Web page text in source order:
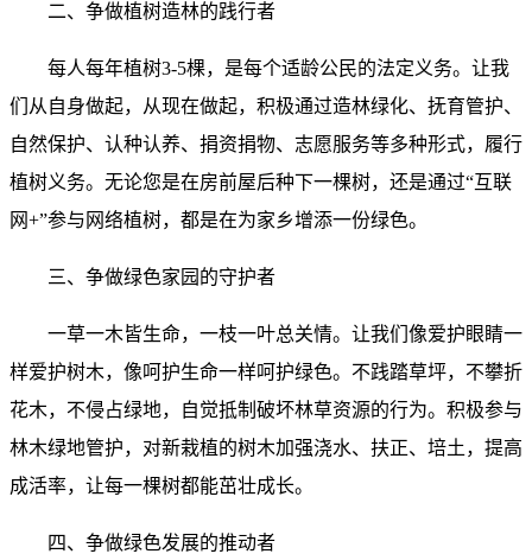
二、争做植树造林的践行者
每人每年植树3-5棵，是每个适龄公民的法定义务。让我
们从自身做起，从现在做起，积极通过造林绿化、抚育管护、
自然保护、认种认养、捐资捐物、志愿服务等多种形式，履行
植树义务。无论您是在房前屋后种下一棵树，还是通过“互联
网+”参与网络植树，都是在为家乡增添一份绿色。
三、争做绿色家园的守护者
一草一木皆生命，一枝一叶总关情。让我们像爱护眼睛一
样爱护树木，像呵护生命一样呵护绿色。不践踏草坪，不攀折
花木，不侵占绿地，自觉抵制破坏林草资源的行为。积极参与
林木绿地管护，对新栽植的树木加强浇水、扶正、培土，提高
成活率，让每一棵树都能茁壮成长。
四、争做绿色发展的推动者